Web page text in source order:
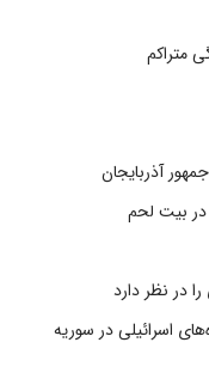
متراکم
آذربایجان
بیت‌ لحم
اسرائیلی در سوریه